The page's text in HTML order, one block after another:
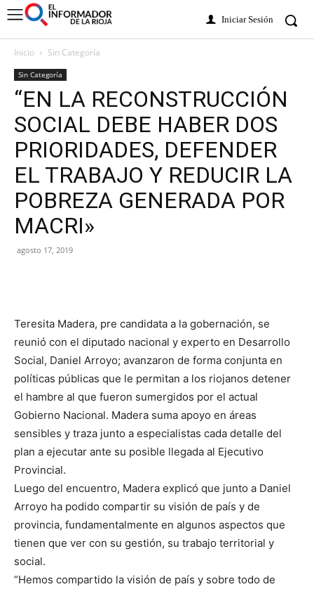
Iniciar Sesión
Inicio Sin Categoría
Sin Categoría
“EN LA RECONSTRUCCIÓN
SOCIAL DEBE HABER DOS
PRIORIDADES, DEFENDER
EL TRABAJO Y REDUCIR LA
POBREZA GENERADA POR
MACRI»
agosto 17, 2019
Teresita Madera, pre candidata a la gobernación, se
reunió con el diputado nacional y experto en Desarrollo
Social, Daniel Arroyo; avanzaron de forma conjunta en
políticas públicas que le permitan a los riojanos detener
el hambre al que fueron sumergidos por el actual
Gobierno Nacional. Madera suma apoyo en áreas
sensibles y traza junto a especialistas cada detalle del
plan a ejecutar ante su posible llegada al Ejecutivo
Provincial.
Luego del encuentro, Madera explicó que junto a Daniel
Arroyo ha podido compartir su visión de país y de
provincia, fundamentalmente en algunos aspectos que
tienen que ver con su gestión, su trabajo territorial y
social.
“Hemos compartido la visión de país y sobre todo de